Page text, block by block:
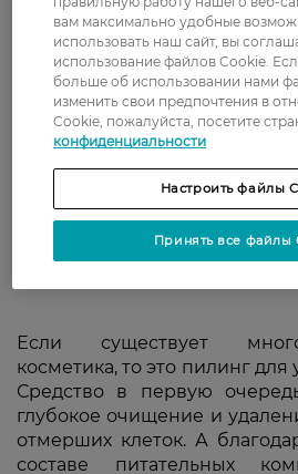
Если существует
косметика, то это пилинг
Средство в первую
глубокое очищение и
отмерших клеток. А
составе питательных
вам максимально удобные
использовать наш сайт, вы
использование файлов Cookie.
больше об использовании нами
изменить свои предпочтения в
Cookie, пожалуйста, посетите
конфиденциальности
Настроить файлы
Принять все файлы